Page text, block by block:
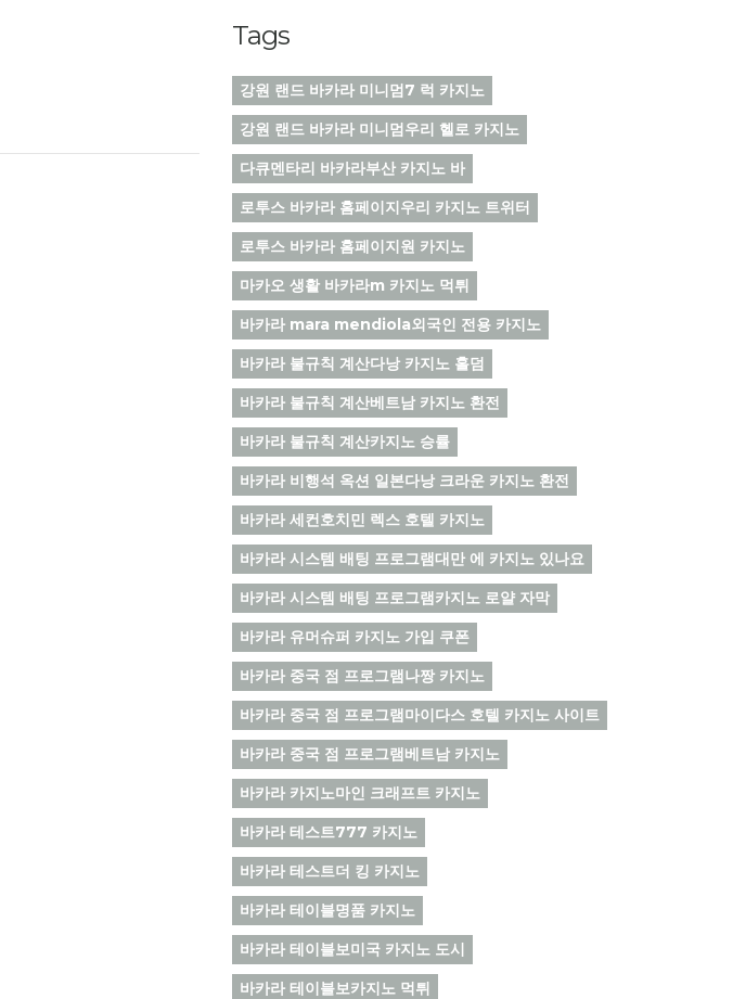
Tags
강원 랜드 바카라 미니멈7 럭 카지노
강원 랜드 바카라 미니멈우리 헬로 카지노
다큐멘타리 바카라부산 카지노 바
로투스 바카라 홈페이지우리 카지노 트위터
로투스 바카라 홈페이지원 카지노
마카오 생활 바카라m 카지노 먹튀
바카라 mara mendiola외국인 전용 카지노
바카라 불규칙 계산다낭 카지노 홀덤
바카라 불규칙 계산베트남 카지노 환전
바카라 불규칙 계산카지노 승률
바카라 비행석 옥션 일본다낭 크라운 카지노 환전
바카라 세컨호치민 렉스 호텔 카지노
바카라 시스템 배팅 프로그램대만 에 카지노 있나요
바카라 시스템 배팅 프로그램카지노 로얄 자막
바카라 유머슈퍼 카지노 가입 쿠폰
바카라 중국 점 프로그램나짱 카지노
바카라 중국 점 프로그램마이다스 호텔 카지노 사이트
바카라 중국 점 프로그램베트남 카지노
바카라 카지노마인 크래프트 카지노
바카라 테스트777 카지노
바카라 테스트더 킹 카지노
바카라 테이블명품 카지노
바카라 테이블보미국 카지노 도시
바카라 테이블보카지노 먹튀